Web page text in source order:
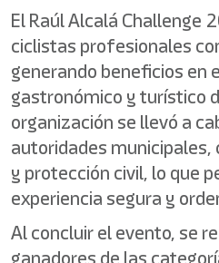
El Raúl Alcalá Challenge
ciclistas profesionales
generando beneficios en
gastronómico y turístico
organización se llevó a
autoridades municipales,
y protección civil, lo que
experiencia segura y
Al concluir el evento, se